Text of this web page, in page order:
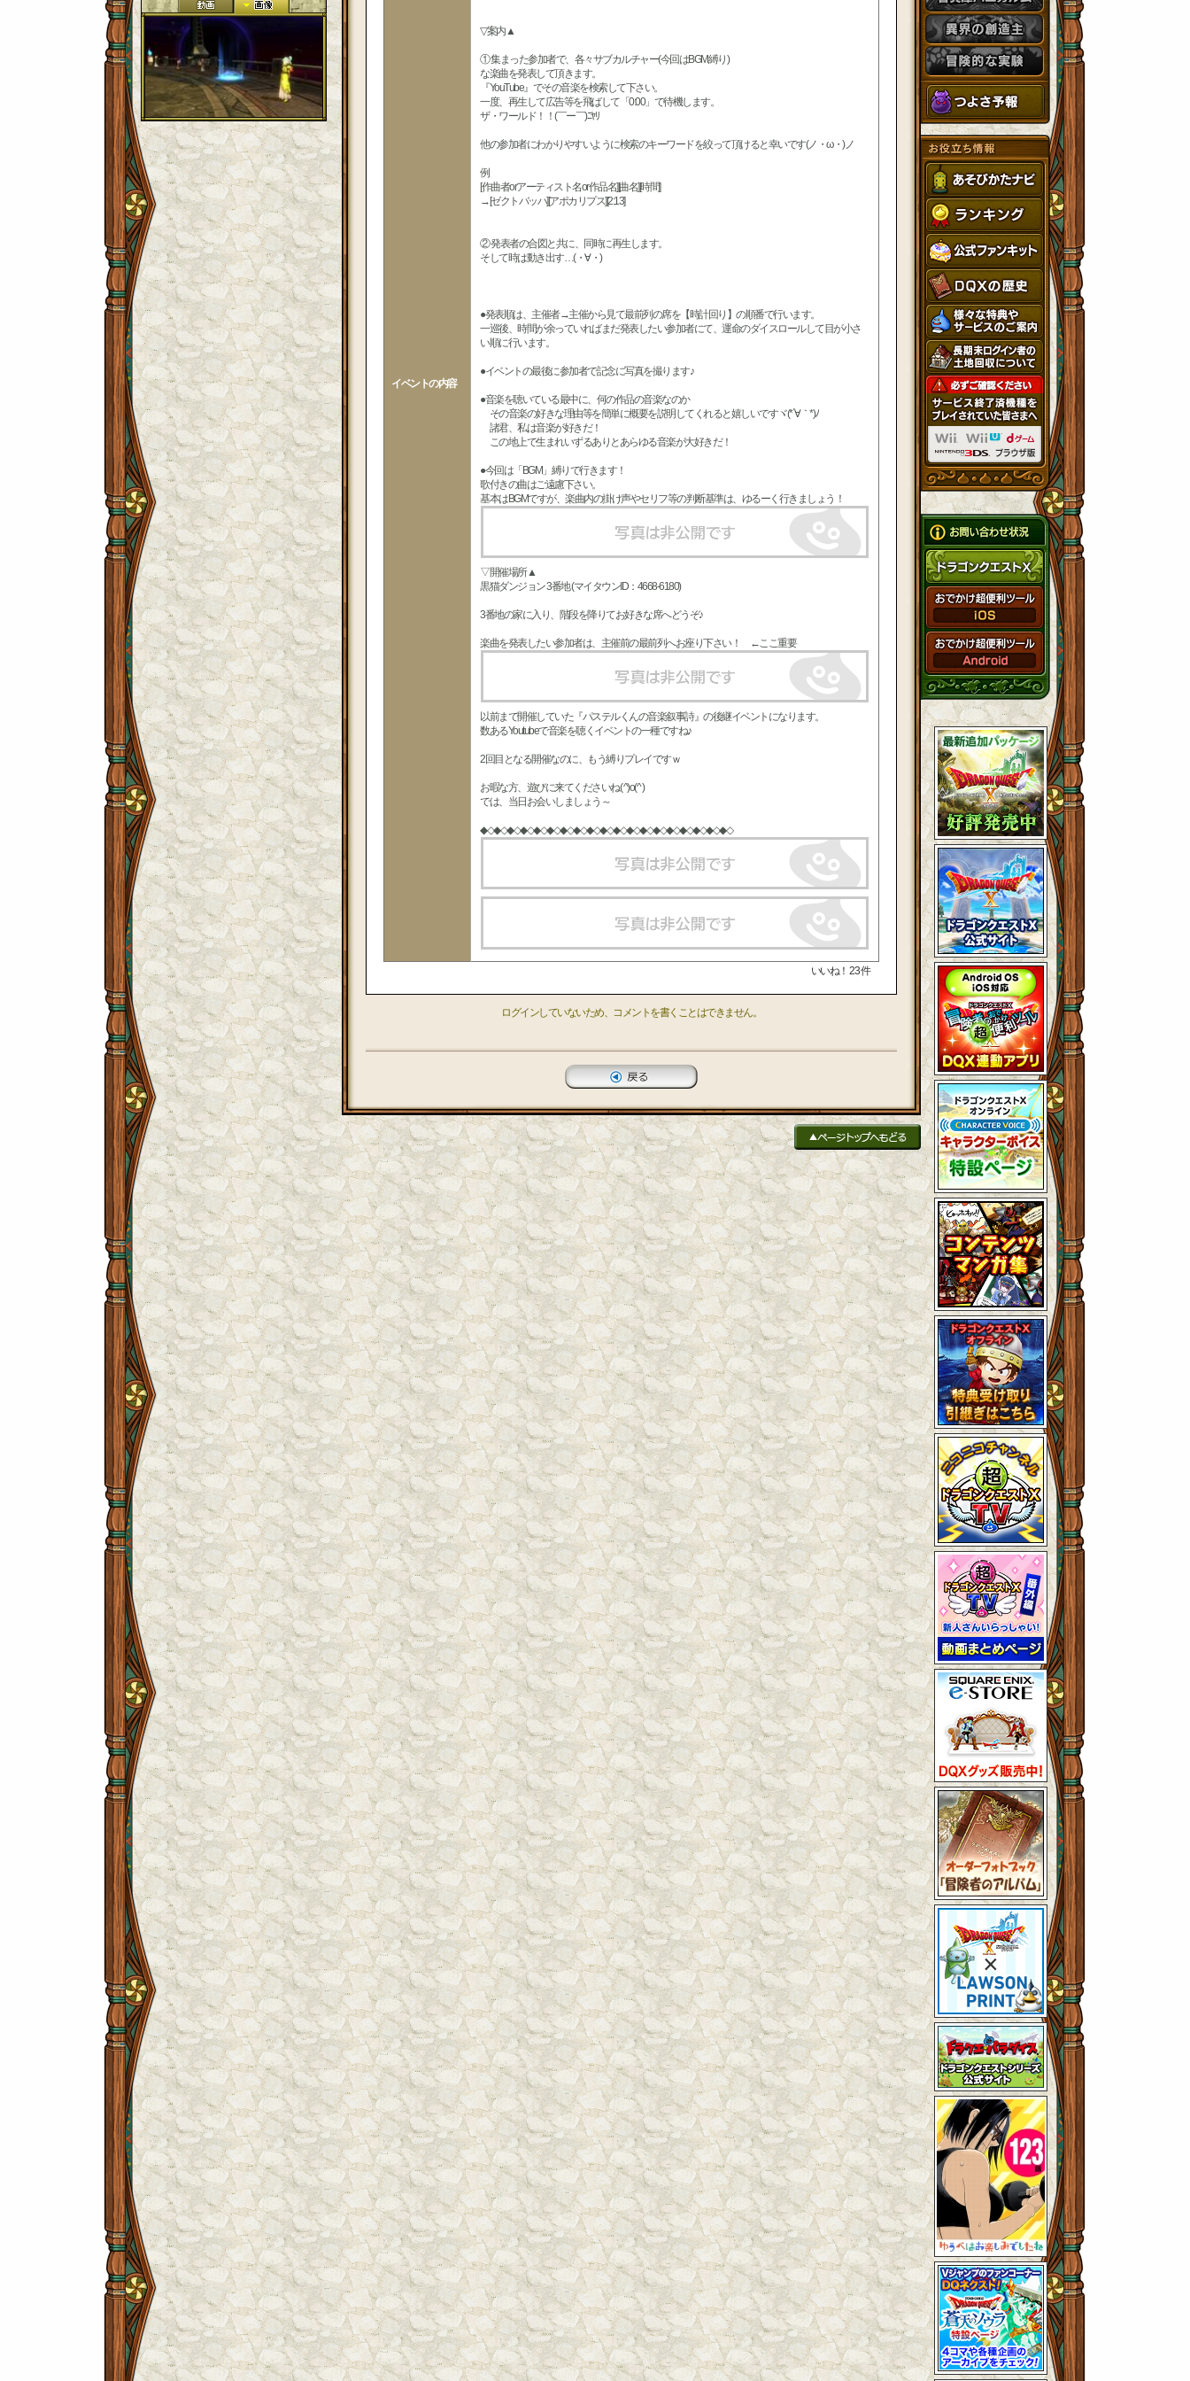
イベントの内容
▽案内▲
① 集まった参加者で、各々サブカルチャー(今回はBGM縛り)
な楽曲を発表して頂きます。
『YouTube』でその音楽を検索して下さい。
一度、再生して広告等を飛ばして「0:00」で待機します。
ザ・ワールド！！(￣ー￣)ﾆﾔﾘ
他の参加者にわかりやすいように検索のキーワードを絞って頂けると幸いです(ノ・ω・)ノ
例
[作曲者orアーティスト名or作品名][曲名][時間]
→[ゼクトバッハ][アポカリプス][2:13]
② 発表者の合図と共に、同時に再生します。
そして時は動き出す…(・∀・)
●発表順は、主催者→主催から見て最前列の席を【時計回り】の順番で行います。
一巡後、時間が余っていればまだ発表したい参加者にて、運命のダイスロールして目が小さ
い順に行います。
●イベントの最後に参加者で記念に写真を撮ります♪
●音楽を聴いている最中に、何の作品の音楽なのか
その音楽の好きな理由等を簡単に概要を説明してくれると嬉しいですヾ(*´∀｀*)ﾉ
諸君、私は音楽が好きだ！
この地上で生まれいずるありとあらゆる音楽が大好きだ！
●今回は「BGM」縛りで行きます！
歌付きの曲はご遠慮下さい。
基本はBGMですが、楽曲内の掛け声やセリフ等の判断基準は、ゆるーく行きましょう！
▽開催場所▲
黒猫ダンジョン 3番地 (マイタウンID：4668-6180)
3番地の家に入り、階段を降りてお好きな席へどうぞ♪
楽曲を発表したい参加者は、主催前の最前列へお座り下さい！ ←ここ重要
以前まで開催していた『パステルくんの音楽叙事詩』の後継イベントになります。
数あるYoutubeで音楽を聴くイベントの一種ですね♪
2回目となる開催なのに、もう縛りプレイですｗ
お暇な方、遊びに来てくださいね( ^)o(^ )
では、当日お会いしましょう～
◆◇◆◇◆◇◆◇◆◇◆◇◆◇◆◇◆◇◆◇◆◇◆◇◆◇◆◇◆◇◆◇◆◇◆◇◆◇
いいね！ 23件
ログインしていないため、コメントを書くことはできません。